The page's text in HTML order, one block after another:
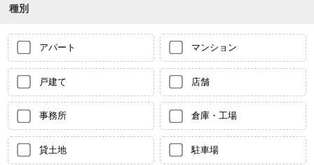
種別
アパート マンション
戸建て 店舗
事務所 倉庫・工場
貸土地 駐車場